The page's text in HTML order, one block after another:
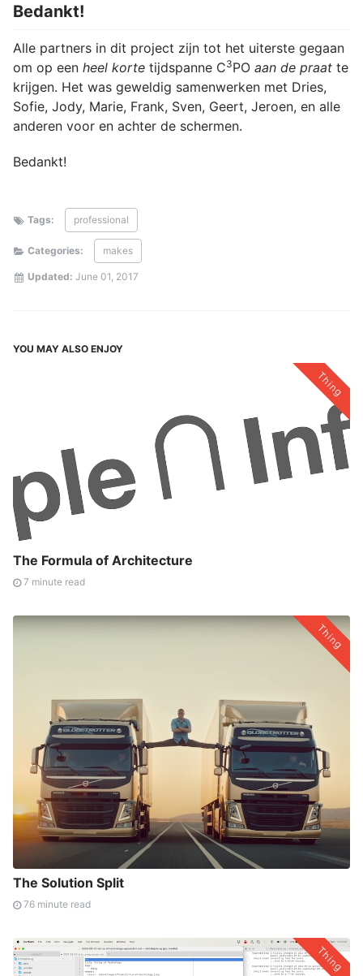
Bedankt!
Alle partners in dit project zijn tot het uiterste gegaan
om op een heel korte tijdspanne C3PO aan de praat te
krijgen. Het was geweldig samenwerken met Dries,
Sofie, Jody, Marie, Frank, Sven, Geert, Jeroen, en alle
anderen voor en achter de schermen.
Bedankt!
Tags: professional
Categories: makes
Updated: June 01, 2017
YOU MAY ALSO ENJOY
Thing
The Formula of Architecture
7 minute read
Thing
The Solution Split
76 minute read
Thing